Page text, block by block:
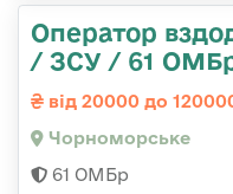
Оператор
/ ЗСУ / 61
від 20000 до
Чорноморське
61 ОМБр